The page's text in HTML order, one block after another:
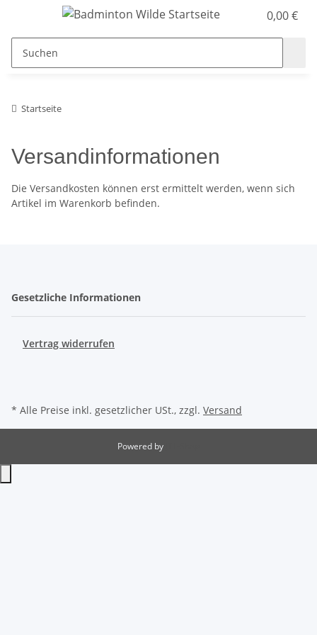
0,00 €
Startseite
Versandinformationen
Die Versandkosten können erst ermittelt werden, wenn sich
Artikel im Warenkorb befinden.
Gesetzliche Informationen
Vertrag widerrufen
* Alle Preise inkl. gesetzlicher USt., zzgl. Versand
Powered by